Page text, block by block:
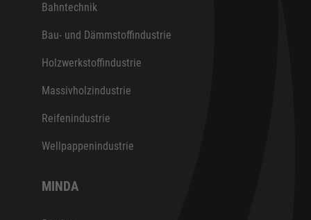
Bahntechnik
Bau- und Dämmstoffindustrie
Holzwerkstoffindustrie
Massivholzindustrie
Reifenindustrie
Wellpappenindustrie
MINDA